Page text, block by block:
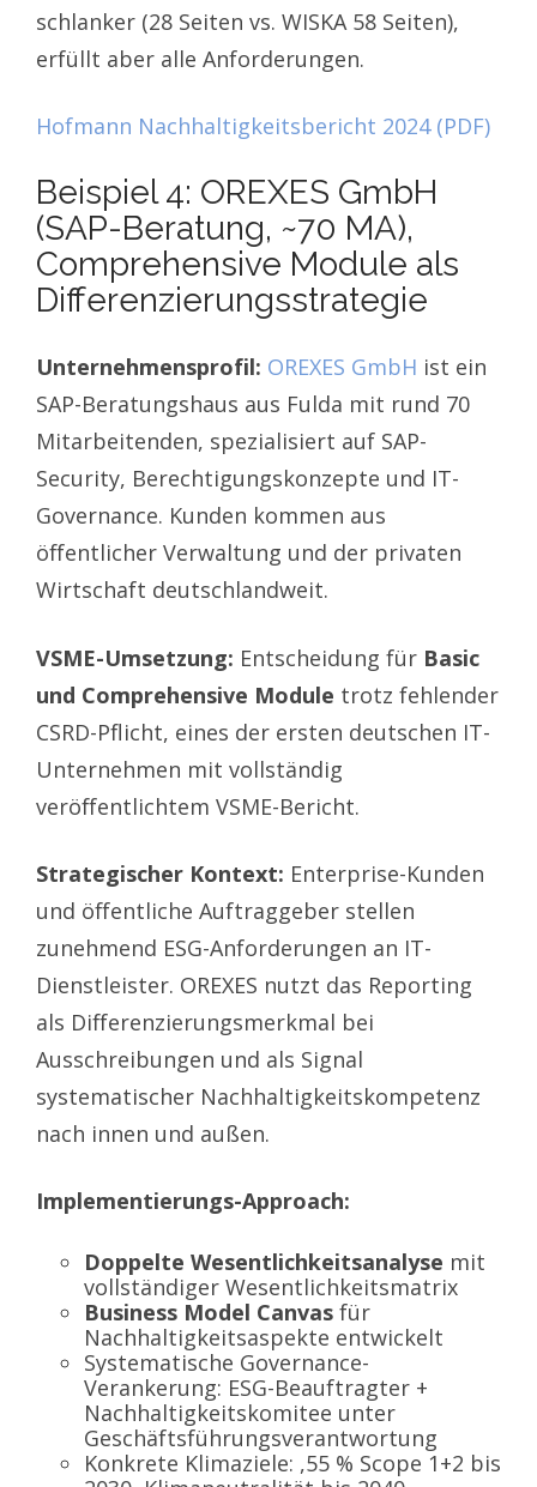
schlanker (28 Seiten vs. WISKA 58 Seiten),
erfüllt aber alle Anforderungen.
Hofmann Nachhaltigkeitsbericht 2024 (PDF)
Beispiel 4: OREXES GmbH
(SAP-Beratung, ~70 MA),
Comprehensive Module als
Differenzierungsstrategie
Unternehmensprofil: OREXES GmbH ist ein
SAP-Beratungshaus aus Fulda mit rund 70
Mitarbeitenden, spezialisiert auf SAP-
Security, Berechtigungskonzepte und IT-
Governance. Kunden kommen aus
öffentlicher Verwaltung und der privaten
Wirtschaft deutschlandweit.
VSME-Umsetzung: Entscheidung für Basic
und Comprehensive Module trotz fehlender
CSRD-Pflicht, eines der ersten deutschen IT-
Unternehmen mit vollständig
veröffentlichtem VSME-Bericht.
Strategischer Kontext: Enterprise-Kunden
und öffentliche Auftraggeber stellen
zunehmend ESG-Anforderungen an IT-
Dienstleister. OREXES nutzt das Reporting
als Differenzierungsmerkmal bei
Ausschreibungen und als Signal
systematischer Nachhaltigkeitskompetenz
nach innen und außen.
Implementierungs-Approach:
Doppelte Wesentlichkeitsanalyse mit
vollständiger Wesentlichkeitsmatrix
Business Model Canvas für
Nachhaltigkeitsaspekte entwickelt
Systematische Governance-
Verankerung: ESG-Beauftragter +
Nachhaltigkeitskomitee unter
Geschäftsführungsverantwortung
Konkrete Klimaziele: ,55 % Scope 1+2 bis